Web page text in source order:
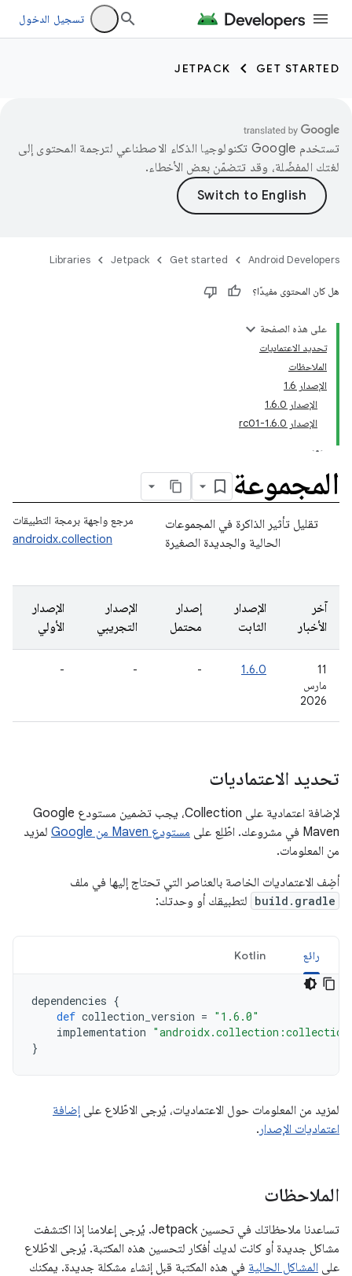
تسجيل الدخول
GET STARTED
JETPACK
تستخدم Google تكنولوجيا الذكاء الاصطناعي لترجمة المحتوى إلى
لغتك المفضّلة، وقد تتضمّن بعض الأخطاء.
Android Developers
Get started
Jetpack
Libraries
هل كان المحتوى مفيدًا؟
على هذه الصفحة
تحديد الاعتماديات
الملاحظات
الإصدار 1.6
الإصدار 1.6.0
الإصدار 1.6.0-rc01
المجموعة
مرجع واجهة برمجة التطبيقات
androidx.collection
تقليل تأثير الذاكرة في المجموعات
الحالية والجديدة الصغيرة
آخر
الأخبار
الإصدار
الثابت
إصدار
محتمل
الإصدار
التجريبي
الإصدار
الأولي
‫11
مارس
2026
1.6.0
-
-
-
تحديد الاعتماديات
لإضافة اعتمادية على Collection، يجب تضمين مستودع Google
Maven في مشروعك. اطّلِع على
مستودع Maven من Google
لمزيد
من المعلومات.
أضِف الاعتماديات الخاصة بالعناصر التي تحتاج إليها في ملف
build.gradle لتطبيقك أو وحدتك:
رائع Kotlin
dependencies {
def collection_version = "1.6.0"
implementation
}
لمزيد من المعلومات حول الاعتماديات، يُرجى الاطّلاع على إضافة
اعتماديات الإصدار .
الملاحظات
تساعدنا ملاحظاتك في تحسين Jetpack. يُرجى إعلامنا إذا اكتشفت
مشاكل جديدة أو كانت لديك أفكار لتحسين هذه المكتبة. يُرجى الاطّلاع
على المشاكل الحالية في هذه المكتبة قبل إنشاء مشكلة جديدة. يمكنك